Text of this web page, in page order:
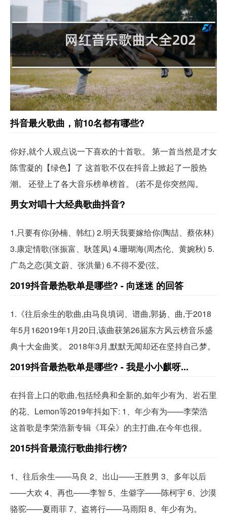
抖音最火歌曲，前10名都有哪些?
你好,就个人观点说一下喜欢的十首歌。 第一首当然是才女
陈雪凝的【绿色】了 这首歌不仅在抖音上掀起了一股热
潮。 还登上了各大音乐榜单榜首。 (若不是你突然闯。
男女对唱十大经典歌曲抖音?
1.只要有你(孙楠、韩红) 2.明天我要嫁给你(陶喆、蔡依林)
3.康定情歌(张振富、耿莲凤) 4.珊瑚海(周杰伦、黄婉秋) 5.
广岛之恋(莫文蔚、张洪量) 6.不得不爱(弦。
2019抖音最热歌单是哪些? - 向迷迷 的回答
1.《往后余生的歌曲,由马良填词、谱曲,郭扬、曲,于2018
年5月162019年1月20日,该曲获第26届东方风云榜音乐盛
典十大金曲奖。 2018年3月,默默无闻却还在坚持自己梦。
2019抖音最热歌单是哪些? - 我是小小麒呀...
在抖音上口的歌曲,包括经典和全新的,如年少有为、岩石里
的花、Lemon等2019年抖如下: 1、年少有为——李荣浩
这首歌是李荣浩新专辑《耳朵》的主打曲,在今年也很。
2015抖音最流行歌曲排行榜?
1、往后余生——马良 2、出山——王胜男 3、多年以后
——大欢 4、再也——李智 5、生僻字——陈柯宇 6、沙漠
骆驼——夏雨菲 7、盗将行——马雨阳 8、年少有为。